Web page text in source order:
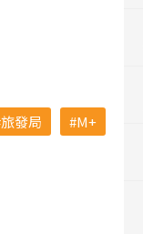
旅發局 M+